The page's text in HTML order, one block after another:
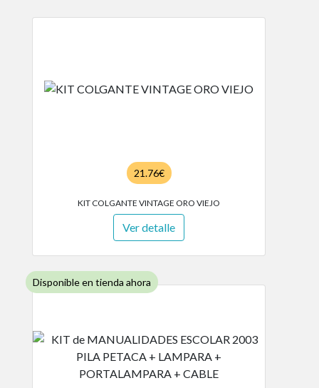
21.76€
KIT COLGANTE VINTAGE ORO VIEJO
Ver detalle
Disponible en tienda ahora